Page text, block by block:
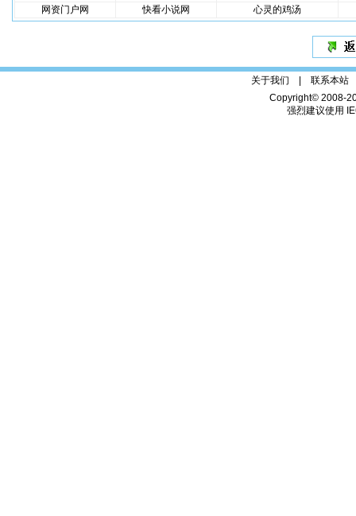
网资门户网
快看小说网 心灵的鸡汤
关于我们 | 联系本站
Copyright© 2008-
强烈建议使用